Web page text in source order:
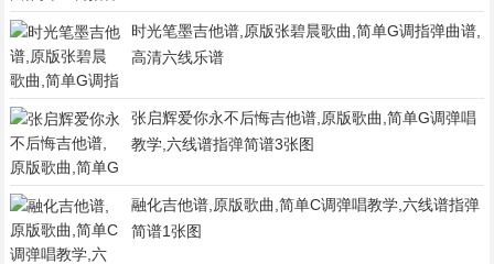
时光笔墨吉他谱,原版张碧晨歌曲,简单G调指弹曲谱,
高清六线乐谱
张启辉爱你永不后悔吉他谱,原版歌曲,简单G调弹唱
教学,六线谱指弹简谱3张图
融化吉他谱,原版歌曲,简单C调弹唱教学,六线谱指弹
简谱1张图